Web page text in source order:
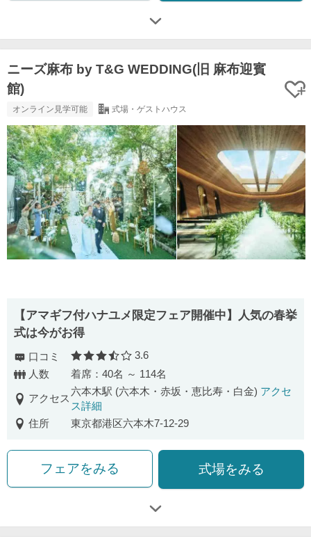
ニーズ麻布 by T&G WEDDING(旧 麻布迎賓
館)
オンライン見学可能 式場・ゲストハウス
【アマギフ付ハナユメ限定フェア開催中】人気の春挙
式は今がお得
口コミ 口コミ評価
3.6
人数
着席：40名 ～ 114名
アクセス
六本木駅 (六本木・赤坂・恵比寿・白金) アクセ
ス詳細
住所
東京都港区六本木7-12-29
フェアをみる 式場をみる